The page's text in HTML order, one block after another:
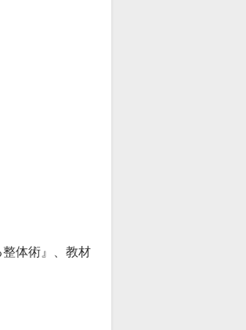
体術』、教材